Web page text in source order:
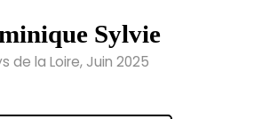
Sylvie
de la Loire, Juin 2025